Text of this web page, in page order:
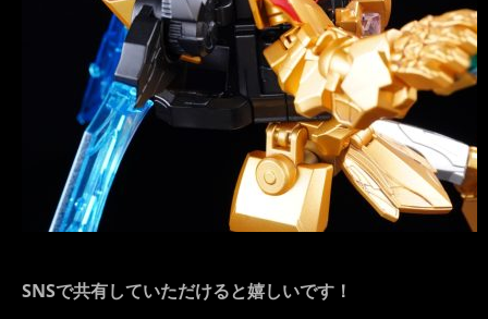
SNSで共有していただけると嬉しいです！